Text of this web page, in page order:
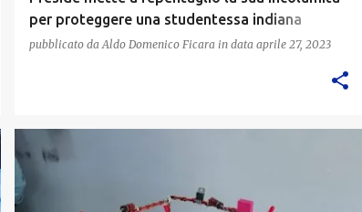
per proteggere una studentessa indiana
costretta dai familiari a sposarsi
pubblicato da Aldo Domenico Ficara in data aprile 27, 2023